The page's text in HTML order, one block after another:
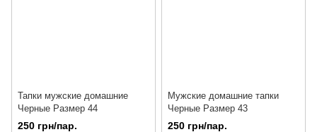
Тапки мужские домашние
Черные Размер 44
250 грн/пар.
Мужские домашние тапки
Черные Размер 43
250 грн/пар.